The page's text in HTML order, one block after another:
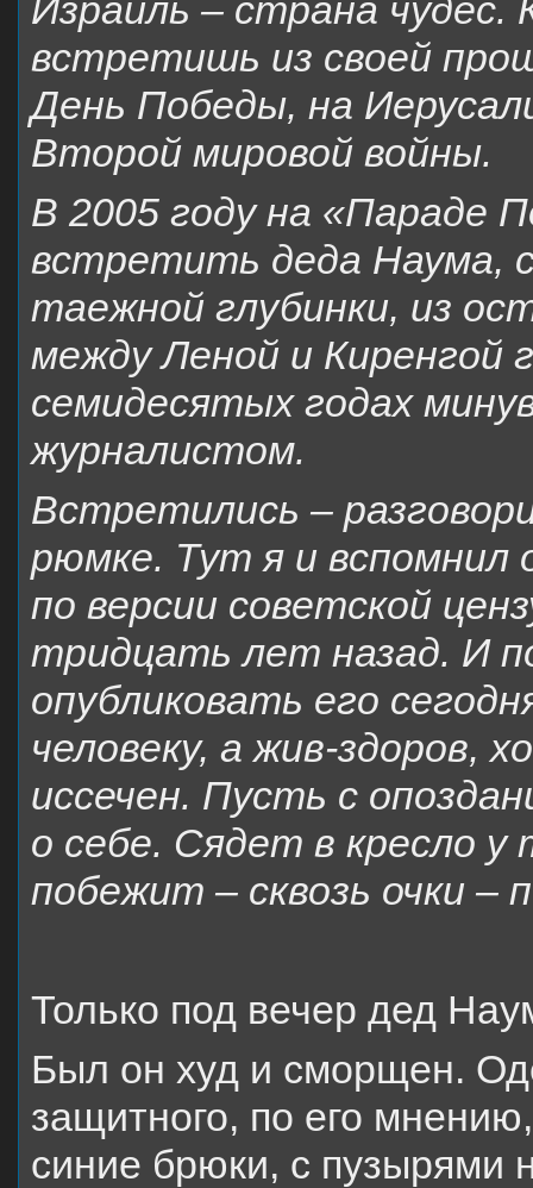
Израиль – страна чудес.
встретишь из своей
День Победы, на
Второй мировой войны.
В 2005 году на «Параде
встретить деда Наума,
таежной глубинки, из
между Леной и Киренгой
семидесятых годах
журналистом.
Встретились –
рюмке. Тут я и вспомнил
по версии советской
тридцать лет назад. И
опубликовать его
человеку, а жив-здоров,
иссечен. Пусть с
о себе. Сядет в кресло
побежит – сквозь очки –
Только под вечер дед
Был он худ и сморщен.
защитного, по его
синие брюки, с пузырями